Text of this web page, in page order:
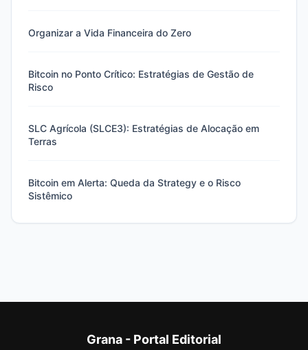
Organizar a Vida Financeira do Zero
Bitcoin no Ponto Crítico: Estratégias de Gestão de
Risco
SLC Agrícola (SLCE3): Estratégias de Alocação em
Terras
Bitcoin em Alerta: Queda da Strategy e o Risco
Sistêmico
Grana - Portal Editorial